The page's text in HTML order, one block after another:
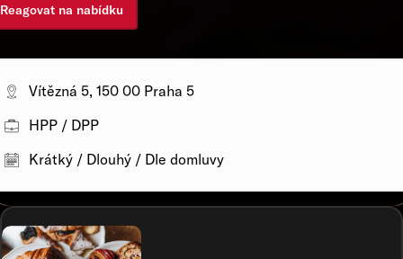
Reagovat na nabídku
Vítězná 5, 150 00 Praha 5
HPP / DPP
Krátký / Dlouhý / Dle domluvy